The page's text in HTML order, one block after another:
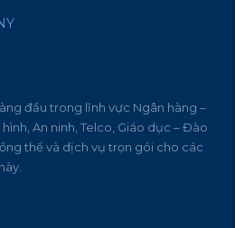
đầu trong lĩnh vực Ngân hàng –
An ninh, Telco, Giáo dục – Đào
thể và dịch vụ trọn gói cho các